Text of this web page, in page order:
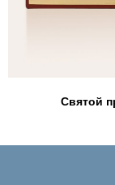
Святой